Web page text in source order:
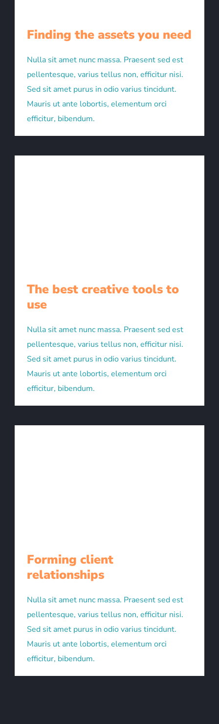
Finding the assets you need
Nulla sit amet nunc massa. Praesent sed est
pellentesque, varius tellus non, efficitur nisi.
Sed sit amet purus in odio varius tincidunt.
Mauris ut ante lobortis, elementum orci
efficitur, bibendum.
The best creative tools to
use
Nulla sit amet nunc massa. Praesent sed est
pellentesque, varius tellus non, efficitur nisi.
Sed sit amet purus in odio varius tincidunt.
Mauris ut ante lobortis, elementum orci
efficitur, bibendum.
Forming client
relationships
Nulla sit amet nunc massa. Praesent sed est
pellentesque, varius tellus non, efficitur nisi.
Sed sit amet purus in odio varius tincidunt.
Mauris ut ante lobortis, elementum orci
efficitur, bibendum.